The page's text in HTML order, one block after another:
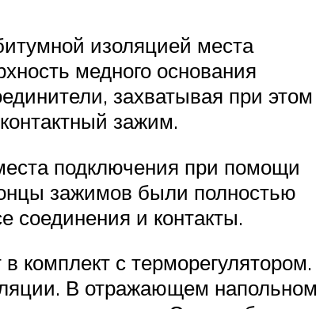
изоляцией места
медного основания
захватывая при этом
зажим.
подключения при помощи
зажимов были полностью
соединения и контакты.
комплект с терморегулятором.
В отражающем напольном